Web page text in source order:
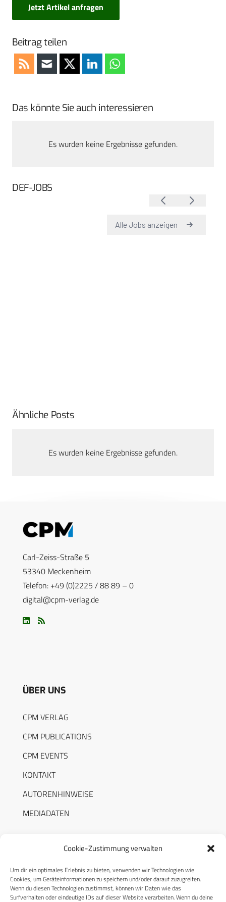
Cookie-Zustimmung verwalten
Um dir ein optimales Erlebnis zu bieten, verwenden wir Technologien wie
Cookies, um Geräteinformationen zu speichern und/oder darauf zuzugreifen.
Wenn du diesen Technologien zustimmst, können wir Daten wie das
Surfverhalten oder eindeutige IDs auf dieser Website verarbeiten. Wenn du deine
Jetzt Artikel anfragen
Beitrag teilen
Das könnte Sie auch interessieren
Es wurden keine Ergebnisse gefunden.
DEF-JOBS
Ähnliche Posts
Es wurden keine Ergebnisse gefunden.
Carl-Zeiss-Straße 5
53340 Meckenheim
Telefon: +49 (0)2225 / 88 89 – 0
digital@cpm-verlag.de
ÜBER UNS
CPM VERLAG
CPM PUBLICATIONS
CPM EVENTS
KONTAKT
AUTORENHINWEISE
MEDIADATEN
RECHTLICHES